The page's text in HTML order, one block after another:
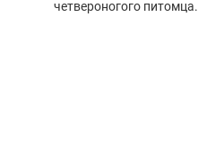
четвероногого питомца.